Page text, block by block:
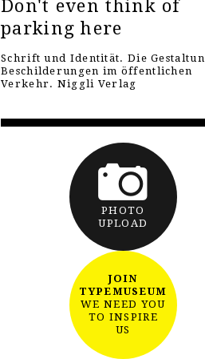
Don't even think of
parking here
Schrift und Identität. Die
Beschilderungen im öffentlichen
Verkehr. Niggli Verlag
PHOTO
UPLOAD
JOIN
TYPEMUSEUM
WE NEED YOU
TO INSPIRE
US